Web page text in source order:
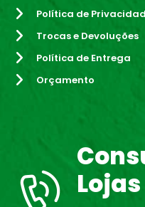
Política de
Trocas e Devoluções
Política de Entrega
Orçamento
Lojas